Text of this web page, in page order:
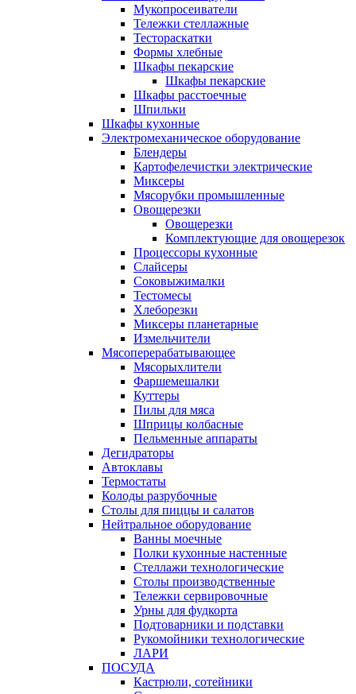
Мукопросеиватели
Тележки стеллажные
Тестораскатки
Формы хлебные
Шкафы пекарские
Шкафы пекарские
Шкафы расстоечные
Шпильки
Шкафы кухонные
Электромеханическое оборудование
Блендеры
Картофелечистки электрические
Миксеры
Мясорубки промышленные
Овощерезки
Овощерезки
Комплектующие для овощерезок
Процессоры кухонные
Слайсеры
Соковыжималки
Тестомесы
Хлеборезки
Миксеры планетарные
Измельчители
Мясоперерабатывающее
Мясорыхлители
Фаршемешалки
Куттеры
Пилы для мяса
Шприцы колбасные
Пельменные аппараты
Дегидраторы
Автоклавы
Термостаты
Колоды разрубочные
Столы для пиццы и салатов
Нейтральное оборудование
Ванны моечные
Полки кухонные настенные
Стеллажи технологические
Столы производственные
Тележки сервировочные
Урны для фудкорта
Подтоварники и подставки
Рукомойники технологические
ЛАРИ
ПОСУДА
Кастрюли, сотейники